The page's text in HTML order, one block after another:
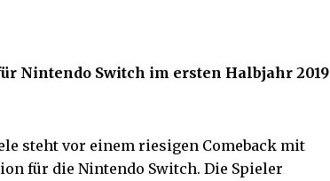
Nintendo Switch im ersten Halbjahr 2019
steht vor einem riesigen Comeback mit
für die Nintendo Switch. Die Spieler